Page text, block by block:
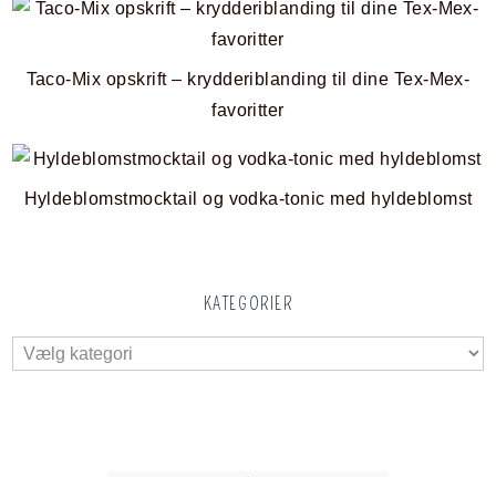
Taco-Mix opskrift – krydderiblanding til dine Tex-Mex-
favoritter
Hyldeblomstmocktail og vodka-tonic med hyldeblomst
KATEGORIER